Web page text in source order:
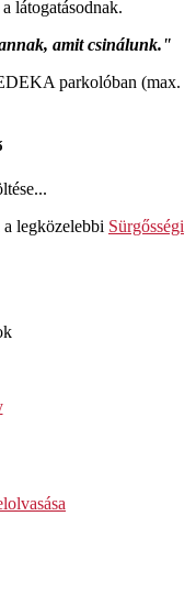
látogatásodnak.
amit csinálunk.
parkolóban (max.
legközelebbi Sürgősségi